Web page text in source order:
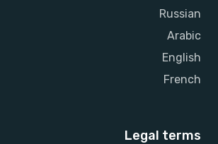
Russian
Arabic
English
French
Legal terms